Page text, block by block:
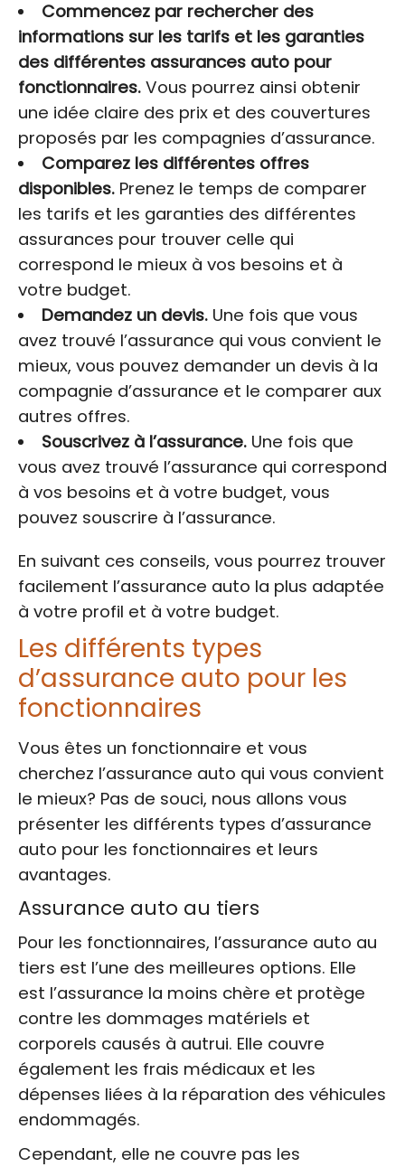
Commencez par rechercher des
informations sur les tarifs et les garanties
des différentes assurances auto pour
fonctionnaires. Vous pourrez ainsi obtenir
une idée claire des prix et des couvertures
proposés par les compagnies d’assurance.
Comparez les différentes offres
disponibles. Prenez le temps de comparer
les tarifs et les garanties des différentes
assurances pour trouver celle qui
correspond le mieux à vos besoins et à
votre budget.
Demandez un devis.Une fois que vous
avez trouvé l’assurance qui vous convient le
mieux, vous pouvez demander un devis à la
compagnie d’assurance et le comparer aux
autres offres.
Souscrivez à l’assurance.Une fois que
vous avez trouvé l’assurance qui correspond
à vos besoins et à votre budget, vous
pouvez souscrire à l’assurance.
En suivant ces conseils, vous pourrez trouver
facilement l’assurance auto la plus adaptée
à votre profil et à votre budget.
Les différents types
d’assurance auto pour les
fonctionnaires
Vous êtes un fonctionnaire et vous
cherchez l’assurance auto qui vous convient
le mieux? Pas de souci, nous allons vous
présenter les différents types d’assurance
auto pour les fonctionnaires et leurs
avantages.
Assurance auto au tiers
Pour les fonctionnaires, l’assurance auto au
tiers est l’une des meilleures options. Elle
est l’assurance la moins chère et protège
contre les dommages matériels et
corporels causés à autrui. Elle couvre
également les frais médicaux et les
dépenses liées à la réparation des véhicules
endommagés.
Cependant, elle ne couvre pas les